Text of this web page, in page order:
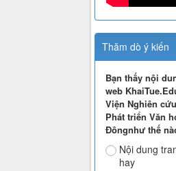
Thăm dò ý kiến
Bạn thấy nội
web
Viện Nghiên
Phát triển Văn
Đôngnhư thế
Nội dung
hay